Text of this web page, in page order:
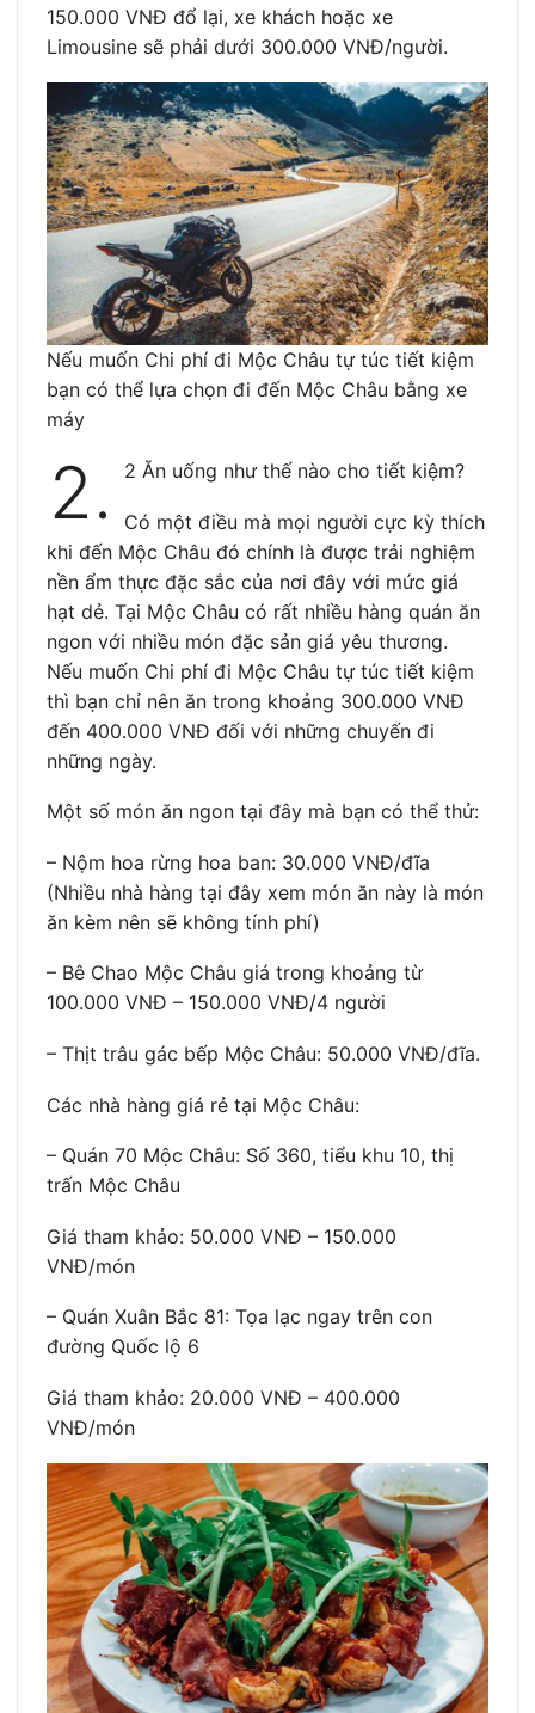
150.000 VNĐ đổ lại, xe khách hoặc xe
Limousine sẽ phải dưới 300.000 VNĐ/người.
Nếu muốn Chi phí đi Mộc Châu tự túc tiết kiệm
bạn có thể lựa chọn đi đến Mộc Châu bằng xe
máy
2. 2 Ăn uống như thế nào cho tiết kiệm?
Có một điều mà mọi người cực kỳ thích
khi đến Mộc Châu đó chính là được trải nghiệm
nền ẩm thực đặc sắc của nơi đây với mức giá
hạt dẻ. Tại Mộc Châu có rất nhiều hàng quán ăn
ngon với nhiều món đặc sản giá yêu thương.
Nếu muốn Chi phí đi Mộc Châu tự túc tiết kiệm
thì bạn chỉ nên ăn trong khoảng 300.000 VNĐ
đến 400.000 VNĐ đối với những chuyến đi
những ngày.
Một số món ăn ngon tại đây mà bạn có thể thử:
– Nộm hoa rừng hoa ban: 30.000 VNĐ/đĩa
(Nhiều nhà hàng tại đây xem món ăn này là món
ăn kèm nên sẽ không tính phí)
– Bê Chao Mộc Châu giá trong khoảng từ
100.000 VNĐ – 150.000 VNĐ/4 người
– Thịt trâu gác bếp Mộc Châu: 50.000 VNĐ/đĩa.
Các nhà hàng giá rẻ tại Mộc Châu:
– Quán 70 Mộc Châu: Số 360, tiểu khu 10, thị
trấn Mộc Châu
Giá tham khảo: 50.000 VNĐ – 150.000
VNĐ/món
– Quán Xuân Bắc 81: Tọa lạc ngay trên con
đường Quốc lộ 6
Giá tham khảo: 20.000 VNĐ – 400.000
VNĐ/món